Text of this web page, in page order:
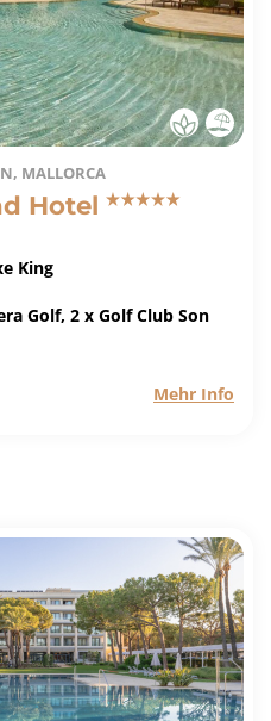
MALLORCA
Hotel
King
Golf, 2 x Golf Club Son
Mehr Info